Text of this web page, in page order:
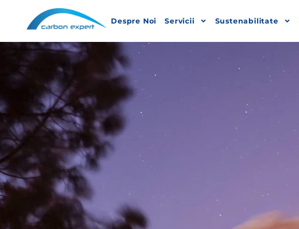
Despre Noi Servicii Sustenabilitate